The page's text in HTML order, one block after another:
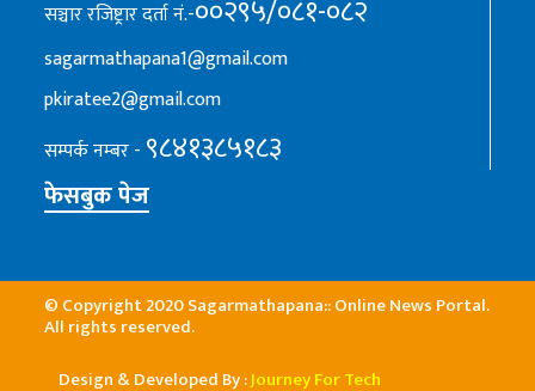
सञ्चार रजिष्ट्रार दर्ता नं.-००२९५/०८१-०८२
sagarmathapana1@gmail.com
pkiratee2@gmail.com
सम्पर्क नम्बर - ९८४१३८५१८३
फेसबुक पेज
© Copyright 2020 Sagarmathapana:: Online News Portal.
All rights reserved.
Design & Developed By :Journey For Tech